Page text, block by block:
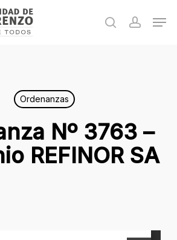
search
Ordenanzas
Nº 3763 –
REFINOR SA